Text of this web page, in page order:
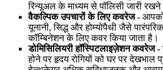
रिन्यूअल के माध्यम से पॉलिसी जारी रखने
वैकल्पिक उपचारों के लिए कवरेज -
यूनानी, सिद्ध और होम्योपैथी जैसे
कॉम्बिनेशन के लिए कवर किया जाता है।
डोमिसिलियरी हॉस्पिटलाइज़ेशन कवरेज -
होने पर हृदय रोगियों को घर पर देखभाल